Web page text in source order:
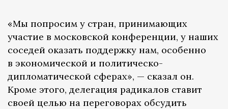
«Мы попросим у стран, принимающих
участие в московской конференции, у наших
соседей оказать поддержку нам, особенно
в экономической и политическо-
дипломатической сферах», — сказал он.
Кроме этого, делегация радикалов ставит
своей целью на переговорах обсудить